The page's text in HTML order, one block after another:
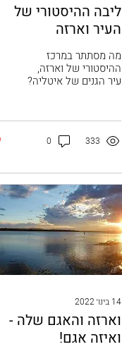
ליבה ההיסטורי של
העיר וארזה
מה מסתתר במרכז
ההיסטורי של וארזה,
עיר הגנים של איטליה?
הווילות והגנים
המפוארים, הגיע הזמן
להיכנס...
333
0
14 בינו׳ 2022
וארזה והאגם שלה -
ואיזה אגם!‏